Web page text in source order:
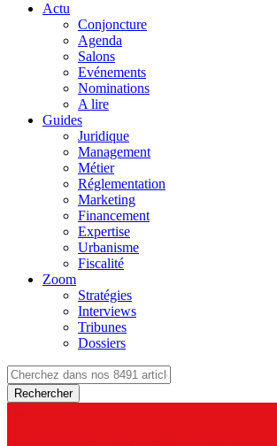
Actu
Conjoncture
Agenda
Salons
Evénements
Nominations
A lire
Guides
Juridique
Management
Métier
Réglementation
Marketing
Financement
Expertise
Urbanisme
Fiscalité
Zoom
Stratégies
Interviews
Tribunes
Dossiers
Rechercher